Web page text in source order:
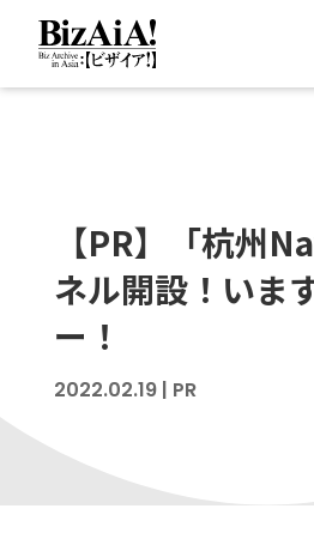
【PR】「杭州
ネル開設！いま
ー！
2022.02.19| PR